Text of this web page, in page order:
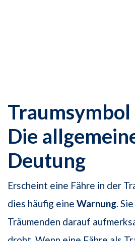
Die
Deutung
Erscheint eine Fähre in der
dies häufig eine Warnung.
Träumenden darauf